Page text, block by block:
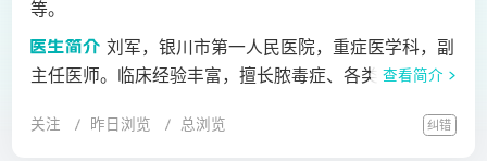
等。
刘军，银川市第一人民医院，重症医学科，副
主任医师。临床经验丰富，擅长脓毒症、各类休克、肾
性胰腺炎、重症感染等。
查看简介
关注 昨日浏览 总浏览 纠错